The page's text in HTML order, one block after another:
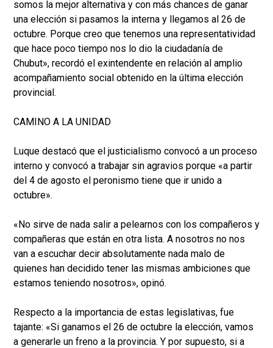
somos la mejor alternativa y con más chances de ganar
una elección si pasamos la interna y llegamos al 26 de
octubre. Porque creo que tenemos una representatividad
que hace poco tiempo nos lo dio la ciudadanía de
Chubut», recordó el exintendente en relación al amplio
acompañamiento social obtenido en la última elección
provincial.
CAMINO A LA UNIDAD
Luque destacó que el justicialismo convocó a un proceso
interno y convocó a trabajar sin agravios porque «a partir
del 4 de agosto el peronismo tiene que ir unido a
octubre».
«No sirve de nada salir a pelearnos con los compañeros y
compañeras que están en otra lista. A nosotros no nos
van a escuchar decir absolutamente nada malo de
quienes han decidido tener las mismas ambiciones que
estamos teniendo nosotros», opinó.
Respecto a la importancia de estas legislativas, fue
tajante: «Si ganamos el 26 de octubre la elección, vamos
a generarle un freno a la provincia. Y por supuesto, si a